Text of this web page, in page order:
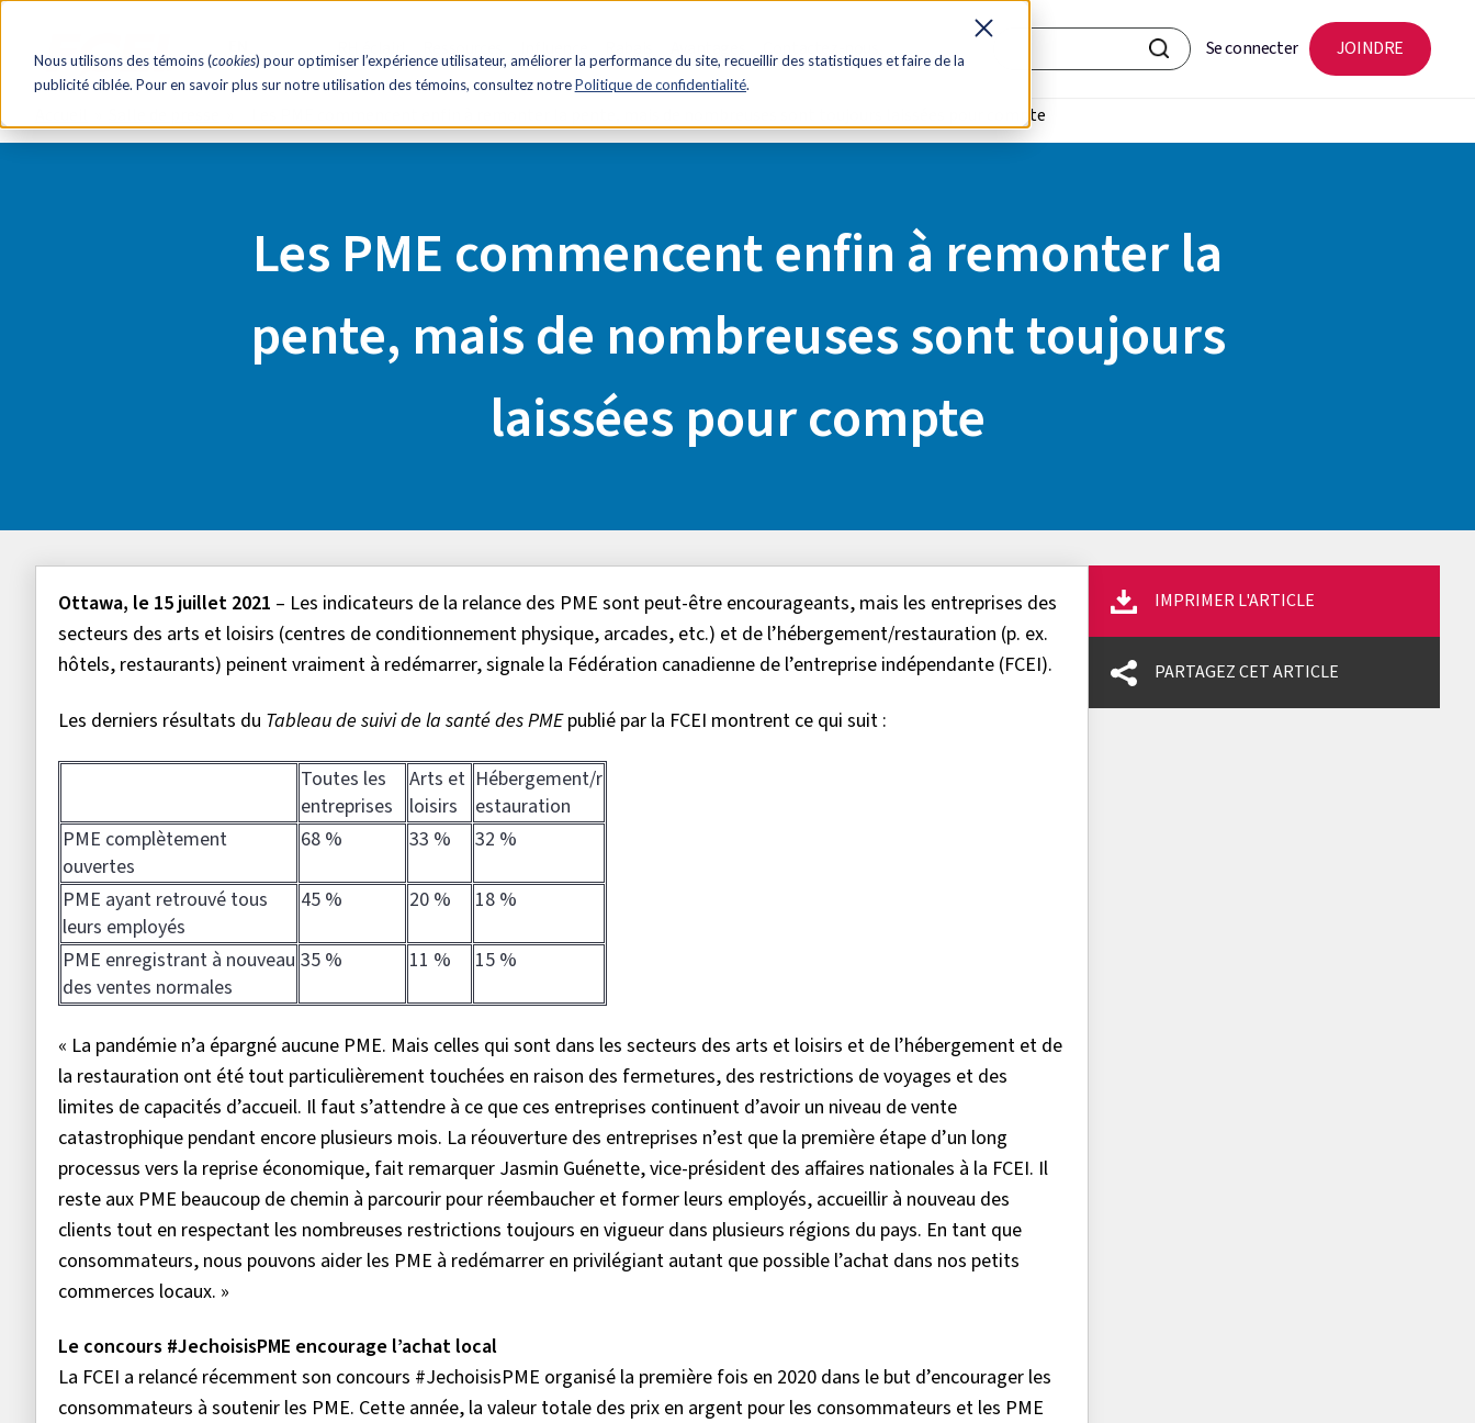
Nous utilisons des témoins (cookies) pour optimiser l’expérience utilisateur, améliorer la performance du site, recueillir des statistiques et faire de la
publicité ciblée. Pour en savoir plus sur notre utilisation des témoins, consultez notrePolitique de confidentialité.
Se connecter JOINDRE
Les PME commencent enfin à remonter la pente, mais de nombreuses sont toujours laissées pour compte
Les PME commencent enfin à remonter la
pente, mais de nombreuses sont toujours
laissées pour compte
Ottawa, le 15 juillet 2021 – Les indicateurs de la relance des PME sont peut-être encourageants, mais les entreprises des
secteurs des arts et loisirs (centres de conditionnement physique, arcades, etc.) et de l’hébergement/restauration (p. ex.
hôtels, restaurants) peinent vraiment à redémarrer, signale la Fédération canadienne de l’entreprise indépendante (FCEI).
Les derniers résultats du Tableau de suivi de la santé des PMEpublié par la FCEI montrent ce qui suit :
Toutes les
entreprises
Arts et
loisirs
Hébergement/r
estauration
PME complètement
ouvertes
68 % 33 % 32 %
PME ayant retrouvé tous
leurs employés
45 % 20 % 18 %
PME enregistrant à nouveau
des ventes normales
35 % 11 % 15 %
« La pandémie n’a épargné aucune PME. Mais celles qui sont dans les secteurs des arts et loisirs et de l’hébergement et de
la restauration ont été tout particulièrement touchées en raison des fermetures, des restrictions de voyages et des
limites de capacités d’accueil. Il faut s’attendre à ce que ces entreprises continuent d’avoir un niveau de vente
catastrophique pendant encore plusieurs mois. La réouverture des entreprises n’est que la première étape d’un long
processus vers la reprise économique, fait remarquer Jasmin Guénette, vice-président des affaires nationales à la FCEI. Il
reste aux PME beaucoup de chemin à parcourir pour réembaucher et former leurs employés, accueillir à nouveau des
clients tout en respectant les nombreuses restrictions toujours en vigueur dans plusieurs régions du pays. En tant que
consommateurs, nous pouvons aider les PME à redémarrer en privilégiant autant que possible l’achat dans nos petits
commerces locaux. »
Le concours #JechoisisPME encourage l’achat local
La FCEI a relancé récemment son concours #JechoisisPME organisé la première fois en 2020 dans le but d’encourager les
consommateurs à soutenir les PME. Cette année, la valeur totale des prix en argent pour les consommateurs et les PME
IMPRIMER L'ARTICLE
PARTAGEZ CET ARTICLE